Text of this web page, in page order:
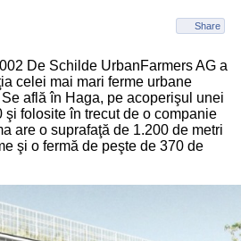
Share
De Schilde UrbanFarmers AG a
celei mai mari ferme urbane
află în Haga, pe acoperişul unei
folosite în trecut de o companie
are o suprafaţă de 1.200 de metri
şi o fermă de peşte de 370 de